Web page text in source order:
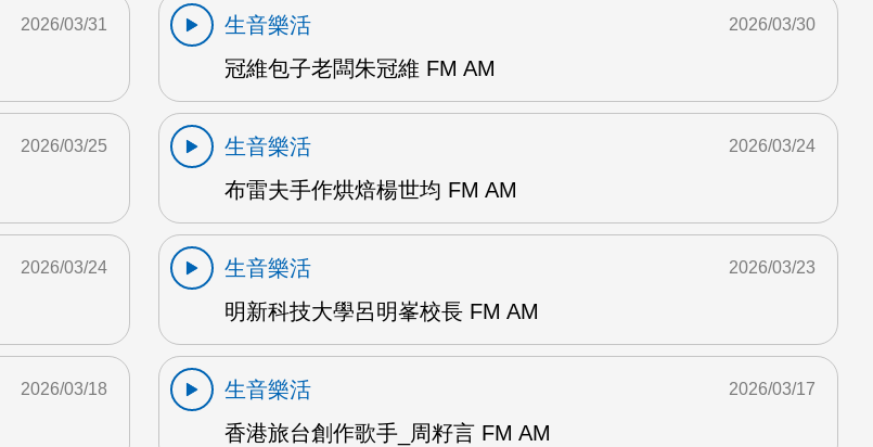
2026/03/31
生音樂活
冠維包子老闆朱冠維 FM AM
2026/03/30
2026/03/25
生音樂活
布雷夫手作烘焙楊世均 FM AM
2026/03/24
2026/03/24
生音樂活
明新科技大學呂明峯校長 FM AM
2026/03/23
2026/03/18
生音樂活
香港旅台創作歌手_周籽言 FM AM
2026/03/17